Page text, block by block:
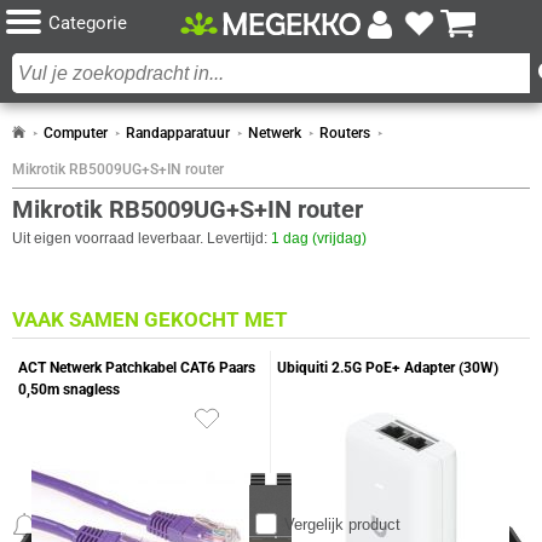
Categorie
Computer Randapparatuur Netwerk Routers
Mikrotik RB5009UG+S+IN router
Mikrotik RB5009UG+S+IN router
Uit eigen voorraad leverbaar. Levertijd: 1 dag (vrijdag)
Vergelijk product
Meldingen
VAAK SAMEN GEKOCHT MET
ACT Netwerk Patchkabel CAT6 Paars
0,50m snagless
Ubiquiti 2.5G PoE+ Adapter (30W)